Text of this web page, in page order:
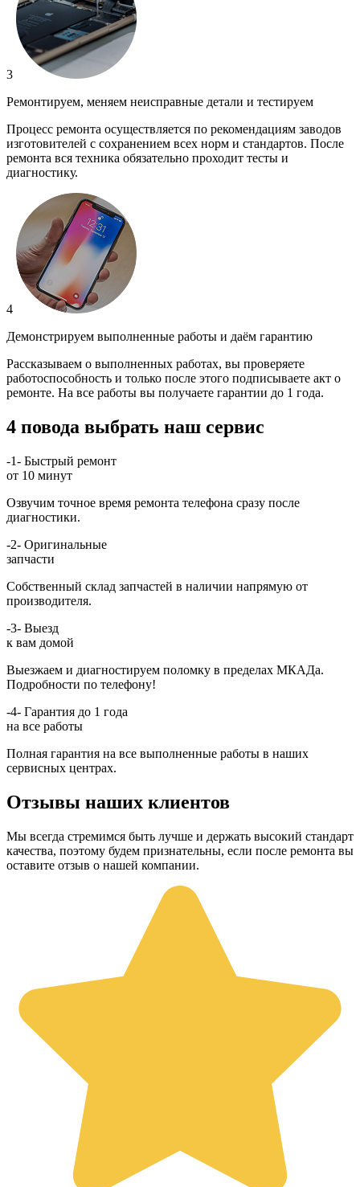
3
Ремонтируем, меняем неисправные детали и тестируем
Процесс ремонта осуществляется по рекомендациям заводов
изготовителей с сохранением всех норм и стандартов. После
ремонта вся техника обязательно проходит тесты и
диагностику.
4
Демонстрируем выполненные работы и даём гарантию
Рассказываем о выполненных работах, вы проверяете
работоспособность и только после этого подписываете акт о
ремонте. На все работы вы получаете гарантии до 1 года.
4 повода выбрать наш сервис
-1- Быстрый ремонт
от 10 минут
Озвучим точное время ремонта телефона сразу после
диагностики.
-2- Оригинальные
запчасти
Собственный склад запчастей в наличии напрямую от
производителя.
-3- Выезд
к вам домой
Выезжаем и диагностируем поломку в пределах МКАДа.
Подробности по телефону!
-4- Гарантия до 1 года
на все работы
Полная гарантия на все выполненные работы в наших
сервисных центрах.
Отзывы наших клиентов
Мы всегда стремимся быть лучше и держать высокий стандарт
качества, поэтому будем признательны, если после ремонта вы
оставите отзыв о нашей компании.